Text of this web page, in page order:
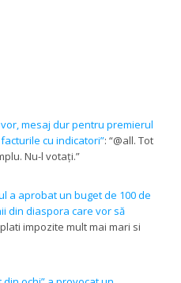
mesaj dur pentru premierul
cu indicatori”: “@all. Tot
Nu-l votați.”
a aprobat un buget de 100 de
din diaspora care vor să
impozite mult mai mari si